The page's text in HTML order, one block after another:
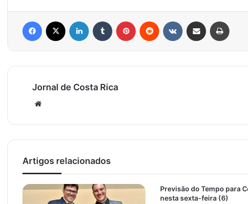
Facebook Linkedin Tumblr Pinterest Reddit Compartilhar via e-mail
Jornal de Costa Rica
Artigos relacionados
Previsão do Tempo para
nesta sexta-feira (6)